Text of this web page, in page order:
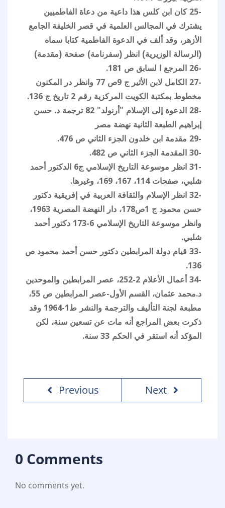
-25 كان ابن كلس هذا داعية من دعاة الفاطميين
يشترك في المجالس العلمية في قصر الخليفة الجامع
الأزهر، وقد ألف في الدعوة الفاطمية كتابا سماه
(الرسالة الوزيرية) انظر (سفرنامة) صفحة (مقدمة)
-26 المرجع ا لسابق ص 181.
-27 الكامل لابن الأثير ج 9ص 77 وانظر در المكنون
مخطوط بمكتبة الكويت المركزية رقم 2 تاريخ ج 136.
-28 الدعوة إلى الإسلام "أرنولد" 82 ترجمة د. حسن
إبراهيم الطبعة الثانية نهضة مصر
-29 مقدمة ابن خلدون الجزء الثاني ص 476.
-30 المقدمة الجزء الثاني ص 482.
-31 انظر موسوعة التاريخ الإسلامي ج6 الدكتور أحمد
شلبي، صفحات 114، 167، 169، وغيرها.
-32 انظر الإسلام والثقافة العربية في إفريقية دكتور
حسن محمود ج 1ص178، دار النهضة المصرية 1963،
وانظر موسوعة التاريخ الإسلامي 6-173 دكتور أحمد
شلبي.
-33 قيام دولة المرابطين دكتور حسن أحمد محمود ص
136.
-34 أعمال الأعلام 2-252، عصر المرابطين والموحدين
د.محمد عثمان، القسم الأول-عصر المرابطين ص 55،
مطبعة لجنة التأليف والترجمة والنشر ط1-1964 وقد
ذكرت بعض المراجع أنه مات عن تسعين سنة، لكن
المؤكد أنه استقر في الحكم 33 سنة.
Previous Next
0 Comments
No comments yet.